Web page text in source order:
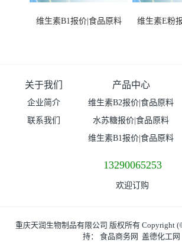
维生素B1报价|食品原料 维生素E粉
关于我们
企业简介
联系我们
产品中心
维生素B2报价|食品原料
水苏糖报价|食品原料
维生素B1报价|食品原料
13290065253
欢迎订购
重庆天润生物制品有限公司 版权所有 Copyright
持： 食品商务网 盖德化工网